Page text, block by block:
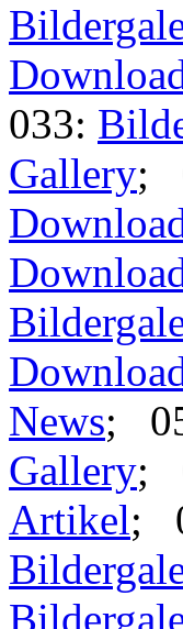
033:
Gallery;
News;
Gallery;
Artikel;